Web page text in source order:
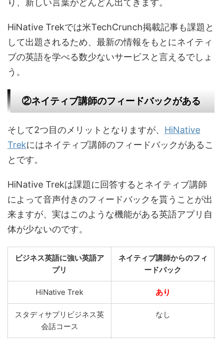
り、新しい言葉がどんどん出てきます。
HiNative Trekでは米TechCrunch掲載記事も課題と
して出題されるため、最新の情報をもとにネイティ
ブの英語を学べる数少ないサービスと言えるでしょ
う。
②ネイティブ講師のフィードバックがある
そして2つ目のメリットとなりますが、 HiNative
Trekにはネイティブ講師のフィードバックがあるこ
とです。
HiNative Trekは課題に回答するとネイティブ講師
によって音声付きのフィードバックを貰うことが出
来ますが、実はこのような機能がある英語アプリ自
体が少ないのです。
ビジネス英語に強い英語ア
プリ
ネイティブ講師からのフィ
ードバック
HiNative Trek あり
スタディサプリビジネス英
会話コース
なし